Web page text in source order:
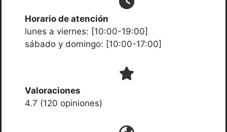
Horario de atención
lunes a viernes: [10:00-19:00]
sábado y domingo: [10:00-17:00]
Valoraciones
4.7 (120 opiniones)